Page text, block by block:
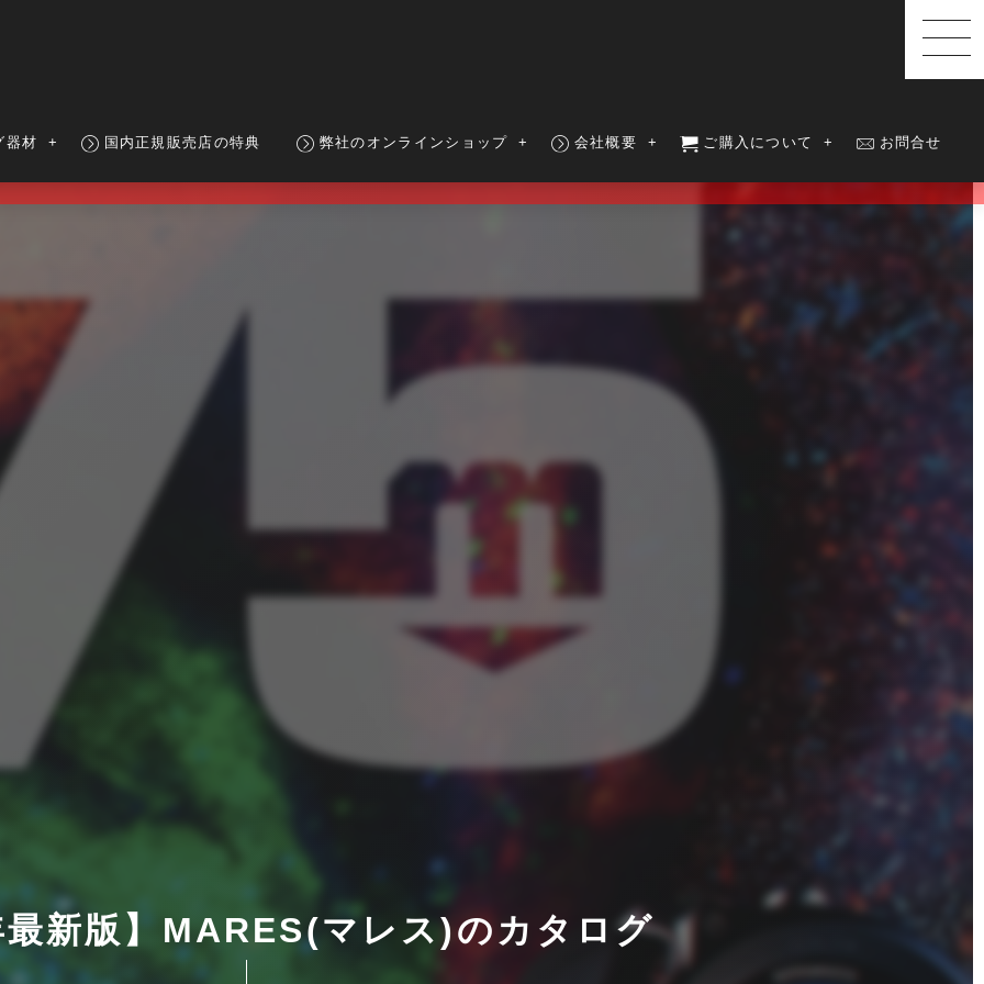
器材 国内正規販売店の特典 弊社のオンラインショップ 会社概要 ご購入について お問合せ
新版】MARES(マレス)のカタログ